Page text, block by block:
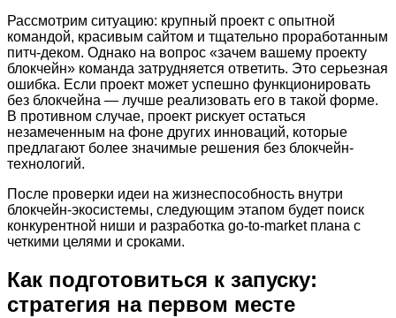
Рассмотрим ситуацию: крупный проект с опытной
командой, красивым сайтом и тщательно проработанным
питч-деком. Однако на вопрос «зачем вашему проекту
блокчейн» команда затрудняется ответить. Это серьезная
ошибка. Если проект может успешно функционировать
без блокчейна — лучше реализовать его в такой форме.
В противном случае, проект рискует остаться
незамеченным на фоне других инноваций, которые
предлагают более значимые решения без блокчейн-
технологий.
После проверки идеи на жизнеспособность внутри
блокчейн-экосистемы, следующим этапом будет поиск
конкурентной ниши и разработка go-to-market плана с
четкими целями и сроками.
Как подготовиться к запуску:
стратегия на первом месте